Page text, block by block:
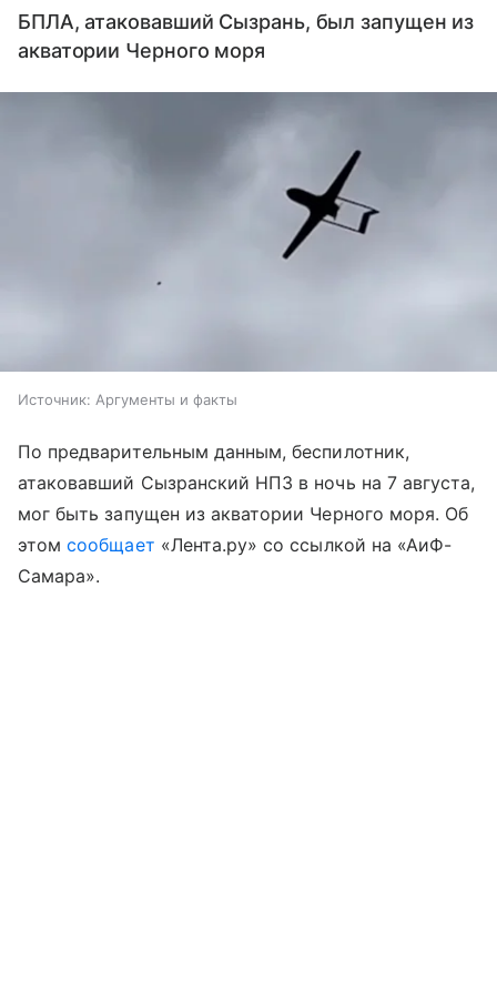
БПЛА, атаковавший Сызрань, был запущен из
акватории Черного моря
Источник: Аргументы и факты
По предварительным данным, беспилотник,
атаковавший Сызранский НПЗ в ночь на 7 августа,
мог быть запущен из акватории Черного моря. Об
этомсообщает «Лента.ру» со ссылкой на «АиФ-
Самара».